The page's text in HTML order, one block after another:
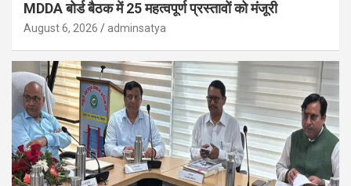
MDDA बोर्ड बैठक में 25 महत्वपूर्ण प्रस्तावों को मंजूरी
August 6, 2026 adminsatya